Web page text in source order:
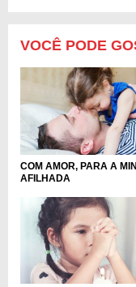
VOCÊ PODE
COM AMOR, PARA A
AFILHADA